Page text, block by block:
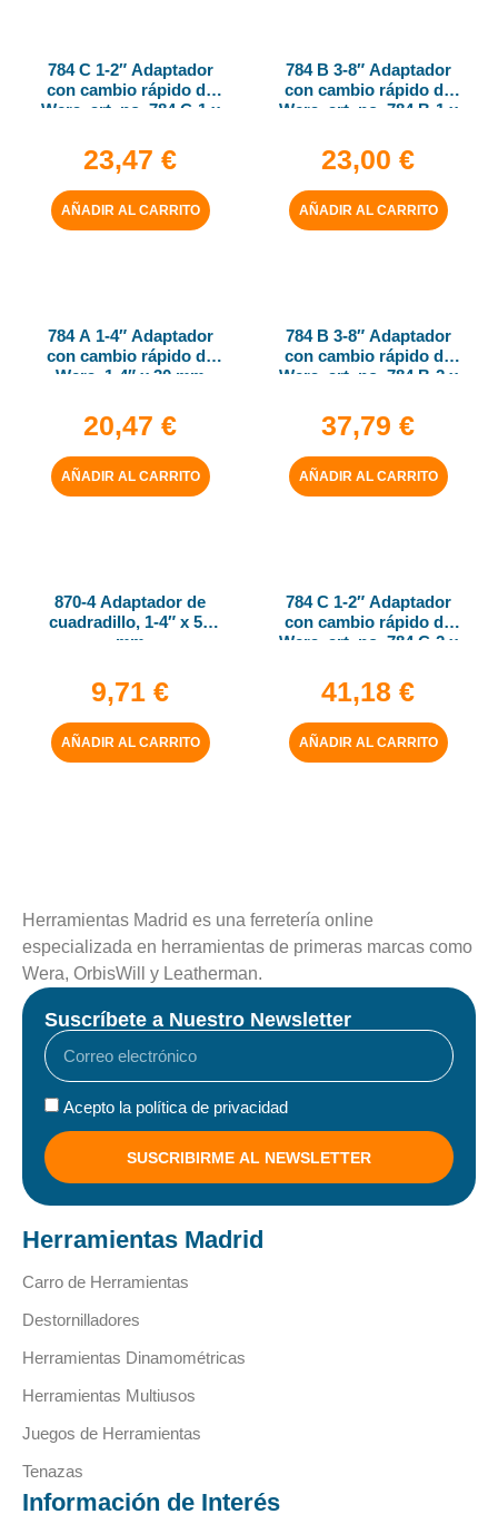
784 C 1-2″ Adaptador
con cambio rápido de
Wera, art. no. 784 C-1 x
23,47 €
AÑADIR AL CARRITO
784 B 3-8″ Adaptador
con cambio rápido de
Wera, art. no. 784 B-1 x
23,00 €
AÑADIR AL CARRITO
784 A 1-4″ Adaptador
con cambio rápido de
Wera, 1-4″ x 30 mm
20,47 €
AÑADIR AL CARRITO
784 B 3-8″ Adaptador
con cambio rápido de
Wera, art. no. 784 B-2 x
37,79 €
AÑADIR AL CARRITO
870-4 Adaptador de
cuadradillo, 1-4″ x 50
mm
9,71 €
AÑADIR AL CARRITO
784 C 1-2″ Adaptador
con cambio rápido de
Wera, art. no. 784 C-2 x
41,18 €
AÑADIR AL CARRITO
Herramientas Madrid es una ferretería online
especializada en herramientas de primeras marcas como
Wera, OrbisWill y Leatherman.
Suscríbete a Nuestro Newsletter
Acepto la política de privacidad
SUSCRIBIRME AL NEWSLETTER
Herramientas Madrid
Carro de Herramientas
Destornilladores
Herramientas Dinamométricas
Herramientas Multiusos
Juegos de Herramientas
Tenazas
Información de Interés